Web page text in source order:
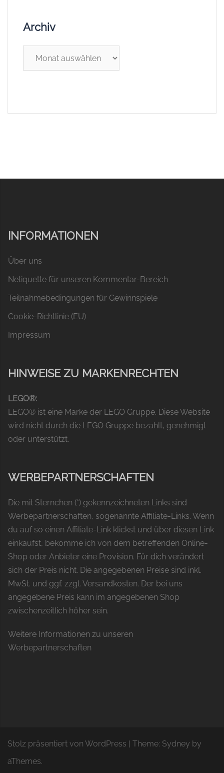
Archiv
INFORMATIONEN
Über uns
Netiquette für unseren Kommentar-Bereich
Teilnahmebedingungen für Gewinnspiele
Cookie-Richtlinie (EU)
Impressum
HINWEISE ZU MARKENRECHTEN
LEGO®:
LEGO® ist eine Marke der LEGO Gruppe. Diese Website
wird nicht durch die LEGO Gruppe bezahlt, genehmigt
oder unterstützt.
WERBEPARTNERSCHAFTEN
Die mit Sternchen (*) gekennzeichneten Links sind
Werbepartnerschaften, sogenannte Affiliate-Links. Wenn
du auf so einen Affiliate-Link klickst und über diesen Link
einkaufst, bekomme ich von dem betreffenden Online-
Shop oder Anbieter eine Provision. Für dich verändert
sich der Preis nicht. Die angegebenen Preise sind inkl.
MwSt. und ggf. zzgl. Versandkosten. Der bei uns
angegebene Preis kann im angegebenen Shop
zwischenzeitlich höher sein.
Weitere Informationen zu unseren
Werbepartnerschaften
Stolz präsentiert von WordPress Theme: Sydney by
aThemes.